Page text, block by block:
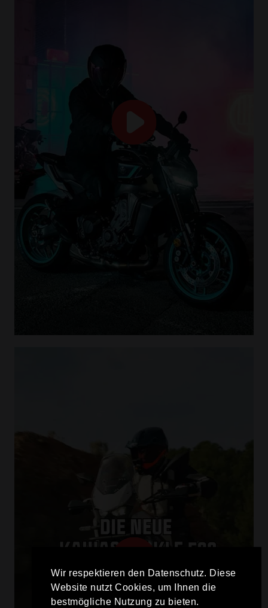
Wir respektieren den Datenschutz. Diese
Website nutzt Cookies, um Ihnen die
bestmögliche Nutzung zu bieten.